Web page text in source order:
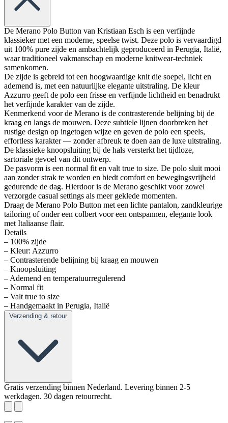
De Merano Polo Button van Kristiaan Esch is een verfijnde
klassieker met een moderne, speelse twist. Deze polo is vervaardigd
uit 100% pure zijde en ambachtelijk geproduceerd in Perugia, Italië,
waar traditioneel vakmanschap en moderne knitwear‑techniek
samenkomen.
De zijde is gebreid tot een hoogwaardige knit die soepel, licht en
ademend is, met een natuurlijke elegante uitstraling. De kleur
Azzurro geeft de polo een frisse en verfijnde lichtheid en benadrukt
het verfijnde karakter van de zijde.
Kenmerkend voor de Merano is de contrasterende belijning bij de
kraag en langs de mouwen. Deze subtiele lijnen doorbreken het
rustige design op ingetogen wijze en geven de polo een speels,
effortless karakter — zonder afbreuk te doen aan de luxe uitstraling.
De klassieke knoopsluiting bij de hals versterkt het tijdloze,
sartoriale gevoel van dit ontwerp.
De pasvorm is een normal fit en valt true to size. De polo sluit mooi
aan zonder strak te worden en biedt comfort en bewegingsvrijheid
gedurende de dag. Hierdoor is de Merano geschikt voor zowel
verzorgde casual settings als meer geklede momenten.
Draag de Merano Polo Button met een lichte pantalon, zandkleurige
tailoring of onder een colbert voor een ontspannen, elegante look
met Italiaanse flair.
Details
– 100% zijde
– Kleur: Azzurro
– Contrasterende belijning bij kraag en mouwen
– Knoopsluiting
– Ademend en temperatuurregulerend
– Normal fit
– Valt true to size
– Handgemaakt in Perugia, Italië
Verzending & retour
Gratis verzending binnen Nederland. Levering binnen 2-5
werkdagen. 30 dagen retourrecht.